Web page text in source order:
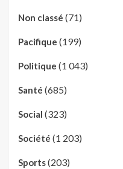
Non classé (71)
Pacifique (199)
Politique (1 043)
Santé (685)
Social (323)
Société (1 203)
Sports(203)